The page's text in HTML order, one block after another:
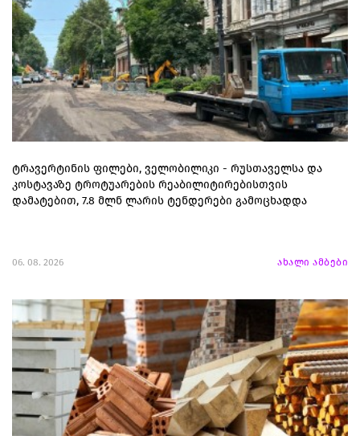
ტრავერტინის ფილები, ველობილიკი - რუსთაველსა და
კოსტავაზე ტროტუარების რეაბილიტირებისთვის
დამატებით, 7.8 მლნ ლარის ტენდერები გამოცხადდა
06. 08. 2026 ახალი ამბები